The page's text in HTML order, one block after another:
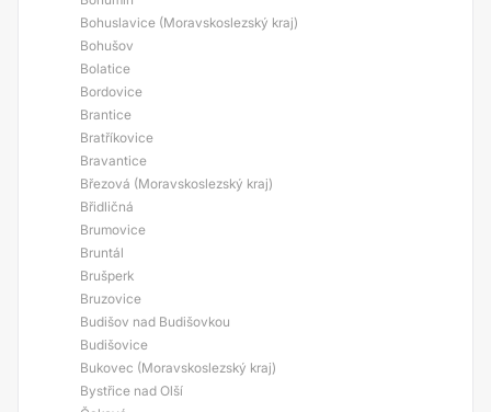
Bohuslavice (Moravskoslezský kraj)
Bohušov
Bolatice
Bordovice
Brantice
Bratříkovice
Bravantice
Březová (Moravskoslezský kraj)
Břidličná
Brumovice
Bruntál
Brušperk
Bruzovice
Budišov nad Budišovkou
Budišovice
Bukovec (Moravskoslezský kraj)
Bystřice nad Olší